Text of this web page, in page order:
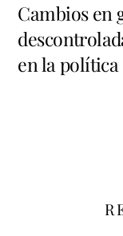
Cambios en
en la